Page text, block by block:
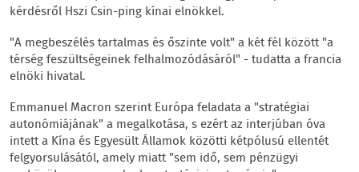
kérdésről Hszi Csin-ping kínai elnökkel.
"A megbeszélés tartalmas és őszinte volt" a két fél között "a
térség feszültségeinek felhalmozódásáról" - tudatta a francia
elnöki hivatal.
Emmanuel Macron szerint Európa feladata a "stratégiai
autonómiájának" a megalkotása, s ezért az interjúban óva
intett a Kína és Egyesült Államok közötti kétpólusú ellentét
felgyorsulásától, amely miatt "sem idő, sem pénzügyi